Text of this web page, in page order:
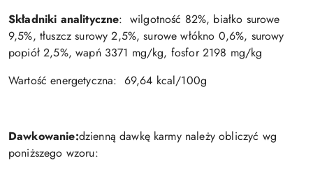
Składniki analityczne: wilgotność 82%, białko surowe
9,5%, tłuszcz surowy 2,5%, surowe włókno 0,6%, surowy
popiół 2,5%, wapń 3371 mg/kg, fosfor 2198 mg/kg
Wartość energetyczna: 69,64 kcal/100g
Dawkowanie:dzienną dawkę karmy należy obliczyć wg
poniższego wzoru: